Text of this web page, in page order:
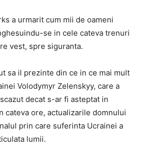
a urmarit cum mii de oameni
se in cele cateva trenuri
vest, spre siguranta.
sa il prezinte din ce in ce mai mult
Volodymyr Zelenskyy, care a
decat s-ar fi asteptat in
cateva ore, actualizarile domnului
prin care suferinta Ucrainei a
lumii.